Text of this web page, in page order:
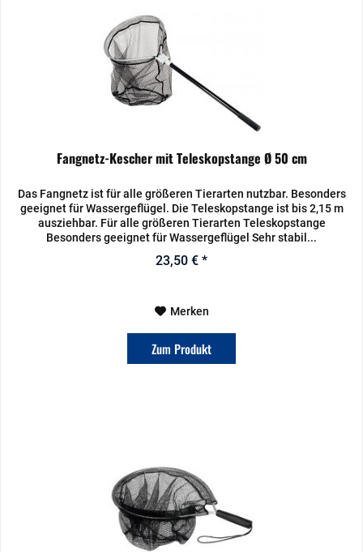
Fangnetz-Kescher mit Teleskopstange Ø 50 cm
Das Fangnetz ist für alle größeren Tierarten nutzbar. Besonders
geeignet für Wassergeflügel. Die Teleskopstange ist bis 2,15 m
ausziehbar. Für alle größeren Tierarten Teleskopstange
Besonders geeignet für Wassergeflügel Sehr stabil...
23,50 € *
Merken
Zum Produkt